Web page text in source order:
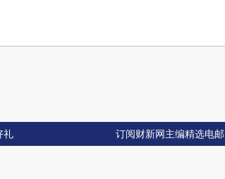
礼 订阅财新网主编精选电邮